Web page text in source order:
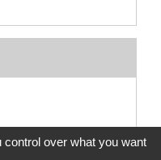
des revenus
over what you want